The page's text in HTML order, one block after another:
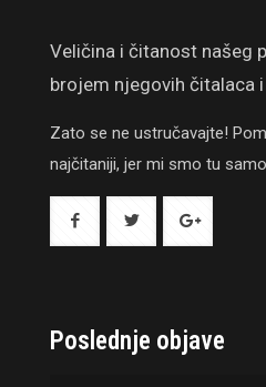
Veličina i čitanost našeg
brojem njegovih čitalaca
Zato se ne ustručavajte!
najčitaniji, jer mi smo tu
Poslednje objave